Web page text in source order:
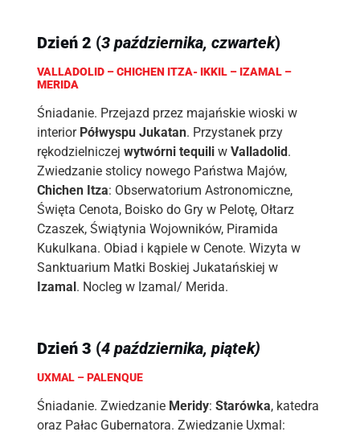
Dzień 2 (3 października, czwartek)
VALLADOLID – CHICHEN ITZA- IKKIL – IZAMAL –
MERIDA
Śniadanie. Przejazd przez majańskie wioski w
interior Półwyspu Jukatan. Przystanek przy
rękodzielniczej wytwórni tequiliw Valladolid.
Zwiedzanie stolicy nowego Państwa Majów,
Chichen Itza: Obserwatorium Astronomiczne,
Święta Cenota, Boisko do Gry w Pelotę, Ołtarz
Czaszek, Świątynia Wojowników, Piramida
Kukulkana. Obiad i kąpiele w Cenote. Wizyta w
Sanktuarium Matki Boskiej Jukatańskiej w
Izamal. Nocleg w Izamal/ Merida.
Dzień 3 (4 października, piątek)
UXMAL – PALENQUE
Śniadanie. Zwiedzanie Meridy: Starówka, katedra
oraz Pałac Gubernatora. Zwiedzanie Uxmal: